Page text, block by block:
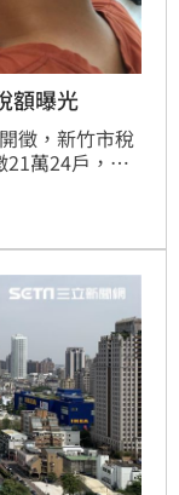
額曝光
徵，新竹市稅
21萬24戶，稅
，成長